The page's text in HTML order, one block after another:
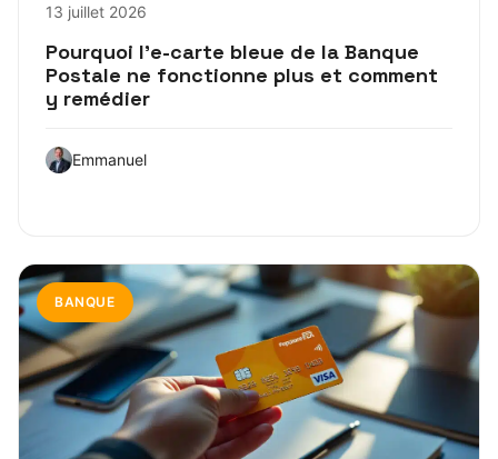
13 juillet 2026
Pourquoi l’e-carte bleue de la Banque
Postale ne fonctionne plus et comment
y remédier
Emmanuel
BANQUE